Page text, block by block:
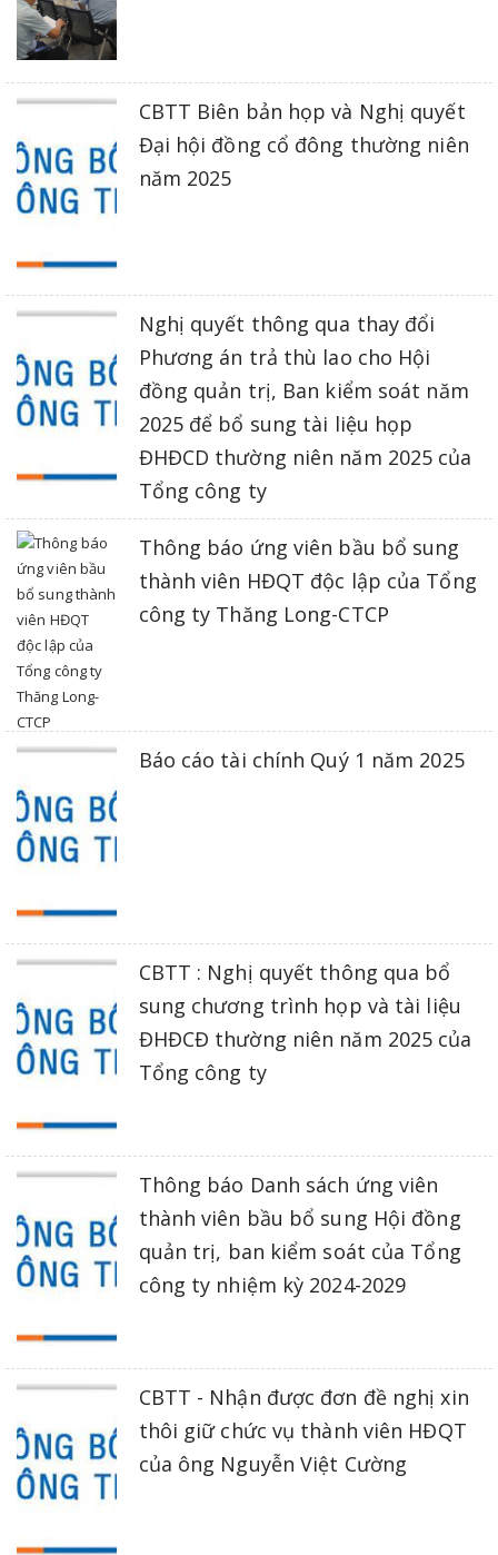
CBTT Biên bản họp và Nghị quyết
Đại hội đồng cổ đông thường niên
năm 2025
Nghị quyết thông qua thay đổi
Phương án trả thù lao cho Hội
đồng quản trị, Ban kiểm soát năm
2025 để bổ sung tài liệu họp
ĐHĐCD thường niên năm 2025 của
Tổng công ty
Thông báo ứng viên bầu bổ sung
thành viên HĐQT độc lập của Tổng
công ty Thăng Long-CTCP
Báo cáo tài chính Quý 1 năm 2025
CBTT : Nghị quyết thông qua bổ
sung chương trình họp và tài liệu
ĐHĐCĐ thường niên năm 2025 của
Tổng công ty
Thông báo Danh sách ứng viên
thành viên bầu bổ sung Hội đồng
quản trị, ban kiểm soát của Tổng
công ty nhiệm kỳ 2024-2029
CBTT - Nhận được đơn đề nghị xin
thôi giữ chức vụ thành viên HĐQT
của ông Nguyễn Việt Cường